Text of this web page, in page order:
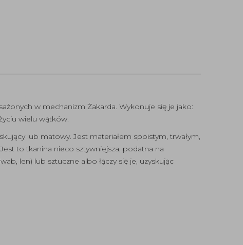
w mechanizm Żakarda. Wykonuje się je jako:
wielu wątków.
lub matowy. Jest materiałem spoistym, trwałym,
Jest to tkanina nieco sztywniejsza, podatna na
len) lub sztuczne albo łączy się je, uzyskując